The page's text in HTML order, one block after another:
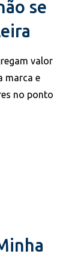
se
valor
marca e
no ponto